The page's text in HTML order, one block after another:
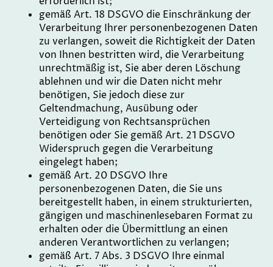
gemäß Art. 18 DSGVO die Einschränkung der
Verarbeitung Ihrer personenbezogenen Daten
zu verlangen, soweit die Richtigkeit der Daten
von Ihnen bestritten wird, die Verarbeitung
unrechtmäßig ist, Sie aber deren Löschung
ablehnen und wir die Daten nicht mehr
benötigen, Sie jedoch diese zur
Geltendmachung, Ausübung oder
Verteidigung von Rechtsansprüchen
benötigen oder Sie gemäß Art. 21 DSGVO
Widerspruch gegen die Verarbeitung
eingelegt haben;
gemäß Art. 20 DSGVO Ihre
personenbezogenen Daten, die Sie uns
bereitgestellt haben, in einem strukturierten,
gängigen und maschinenlesebaren Format zu
erhalten oder die Übermittlung an einen
anderen Verantwortlichen zu verlangen;
gemäß Art. 7 Abs. 3 DSGVO Ihre einmal